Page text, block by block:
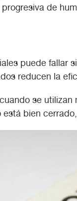
de
puede fallar
reducen la
se
bien